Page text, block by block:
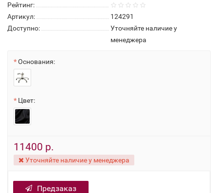
Рейтинг:
Артикул:
124291
Доступно:
Уточняйте наличие у
менеджера
Основания:
Цвет:
11400 р.
Уточняйте наличие у менеджера
Предзаказ